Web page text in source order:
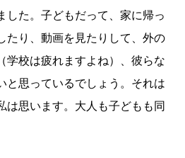
した。子どもだって、家に帰っ
たり、動画を見たりして、外の
学校は疲れますよね）、彼らな
と思っているでしょう。それは
は思います。大人も子どもも同